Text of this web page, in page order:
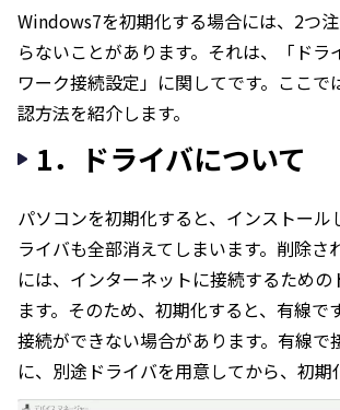
Windows7を初期化する場合には、2つ
らないことがあります。それは、「ドラ
ワーク接続設定」に関してです。ここで
認方法を紹介します。
1．ドライバについて
パソコンを初期化すると、インストール
ライバも全部消えてしまいます。削除さ
には、インターネットに接続するため
ます。そのため、初期化すると、有線で
接続ができない場合があります。有線で
に、別途ドライバを用意してから、初期